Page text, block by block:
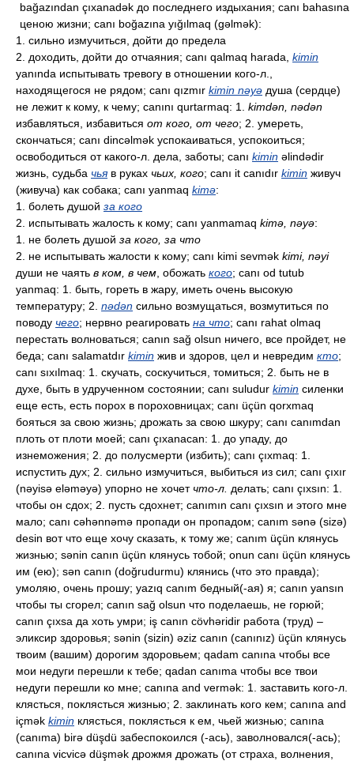
bağazından çıxanadək до последнего издыхания; canı bahasına
ценою жизни; canı boğazına yığılmaq (gəlmək):
1. сильно измучиться, дойти до предела
2. доходить, дойти до отчаяния; canı qalmaq harada, kimin
yanında испытывать тревогу в отношении кого-л.,
находящегося не рядом; canı qızmır kimin nəyə душа (сердце)
не лежит к кому, к чему; canını qurtarmaq: 1. kimdən, nədən
избавляться, избавиться от кого, от чего; 2. умереть,
скончаться; canı dincəlmək успокаиваться, успокоиться;
освободиться от какого-л. дела, заботы; canı kimin əlindədir
жизнь, судьба чьяв руках чьих, кого; canı it canıdır kimin живуч
(живуча) как собака; canı yanmaq kimə:
1. болеть душой за кого
2. испытывать жалость к кому; canı yanmamaq kimə, nəyə:
1. не болеть душой за кого, за что
2. не испытывать жалости к кому; canı kimi sevmək kimi, nəyi
души не чаять в ком, в чем , обожать кого; canı od tutub
yanmaq: 1. быть, гореть в жару, иметь очень высокую
температуру; 2. nədən сильно возмущаться, возмутиться по
поводу чего; нервно реагировать на что; canı rahat olmaq
перестать волноваться; canın sağ olsun ничего, все пройдет, не
беда; canı salamatdır kimin жив и здоров, цел и невредим кто;
canı sıxılmaq: 1. скучать, соскучиться, томиться; 2. быть не в
духе, быть в удрученном состоянии; canı suludur kimin силенки
еще есть, есть порох в пороховницах; canı üçün qorxmaq
бояться за свою жизнь; дрожать за свою шкуру; canı canımdan
плоть от плоти моей; canı çıxanacan: 1. до упаду, до
изнеможения; 2. до полусмерти (избить); canı çıxmaq: 1.
испустить дух; 2. сильно измучиться, выбиться из сил; canı çıxır
(nəyisə eləməyə) упорно не хочет что-л. делать; canı çıxsın: 1.
чтобы он сдох; 2. пусть сдохнет; canımın canı çıxsın и этого мне
мало; canı cəhənnəmə пропади он пропадом; canım sənə (sizə)
desin вот что еще хочу сказать, к тому же; canım üçün клянусь
жизнью; sənin canın üçün клянусь тобой; onun canı üçün клянусь
им (ею); sən canın (doğrudurmu) клянись (что это правда);
умоляю, очень прошу; yazıq canım бедный(-ая) я; canın yansın
чтобы ты сгорел; canın sağ olsun что поделаешь, не горюй;
canın çıxsa да хоть умри; iş canın cövhəridir работа (труд) –
эликсир здоровья; sənin (sizin) əziz canın (canınız) üçün клянусь
твоим (вашим) дорогим здоровьем; qadam canına чтобы все
мои недуги перешли к тебе; qadan canıma чтобы все твои
недуги перешли ко мне; canına and vermək: 1. заставить кого-л.
клясться, поклясться жизнью; 2. заклинать кого кем; canına and
içmək kimin клясться, поклясться к ем, чьей жизнью; canına
(canıma) birə düşdü забеспокоился (-ась), заволновался(-ась);
canına vicvicə düşmək дрожмя дрожать (от страха, волнения,